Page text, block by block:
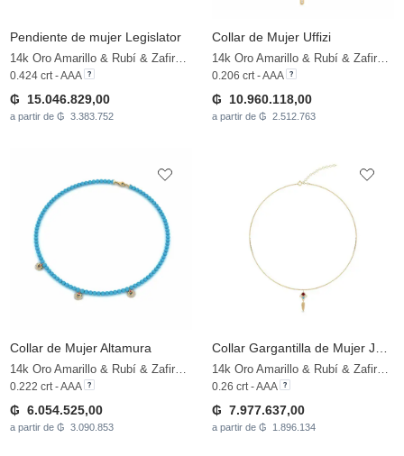
Pendiente de mujer Legislator
14k Oro Amarillo & Rubí & Zafiro blanco
0.424 crt - AAA
₲ 15.046.829,00
a partir de ₲ 3.383.752
Collar de Mujer Uffizi
14k Oro Amarillo & Rubí & Zafiro blanco
0.206 crt - AAA
₲ 10.960.118,00
a partir de ₲ 2.512.763
Collar de Mujer Altamura
14k Oro Amarillo & Rubí & Zafiro blanco
0.222 crt - AAA
₲ 6.054.525,00
a partir de ₲ 3.090.853
14k Oro Amarillo & Rubí & Zafiro blanco
0.26 crt - AAA
₲ 7.977.637,00
a partir de ₲ 1.896.134